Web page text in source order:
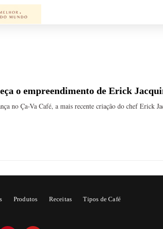
o empreendimento de Erick
no Ça-Va Café, a mais recente criação do chef Erick
Produtos Receitas Tipos de Café